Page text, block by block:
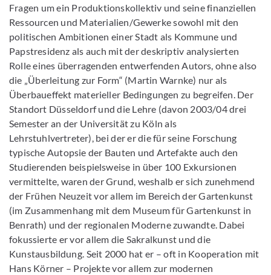
Fragen um ein Produktionskollektiv und seine finanziellen
Ressourcen und Materialien/Gewerke sowohl mit den
politischen Ambitionen einer Stadt als Kommune und
Papstresidenz als auch mit der deskriptiv analysierten
Rolle eines überragenden entwerfenden Autors, ohne also
die „Überleitung zur Form“ (Martin Warnke) nur als
Überbaueffekt materieller Bedingungen zu begreifen. Der
Standort Düsseldorf und die Lehre (davon 2003/04 drei
Semester an der Universität zu Köln als
Lehrstuhlvertreter), bei der er die für seine Forschung
typische Autopsie der Bauten und Artefakte auch den
Studierenden beispielsweise in über 100 Exkursionen
vermittelte, waren der Grund, weshalb er sich zunehmend
der Frühen Neuzeit vor allem im Bereich der Gartenkunst
(im Zusammenhang mit dem Museum für Gartenkunst in
Benrath) und der regionalen Moderne zuwandte. Dabei
fokussierte er vor allem die Sakralkunst und die
Kunstausbildung. Seit 2000 hat er – oft in Kooperation mit
Hans Körner – Projekte vor allem zur modernen